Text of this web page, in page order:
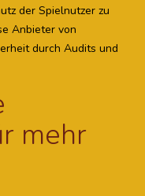
der Spielnutzer zu
Anbieter von
durch Audits und
mehr